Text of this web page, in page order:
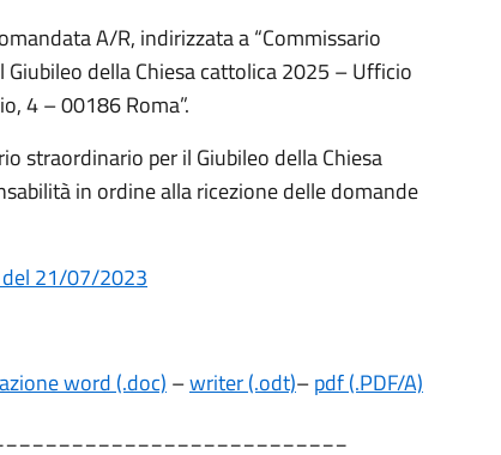
A/R, indirizzata a “Commissario
della Chiesa cattolica 2025 – Ufficio
4 – 00186 Roma”.
straordinario per il Giubileo della Chiesa
in ordine alla ricezione delle domande
del 21/07/2023
word (.doc) –writer (.odt)–pdf (.PDF/A)